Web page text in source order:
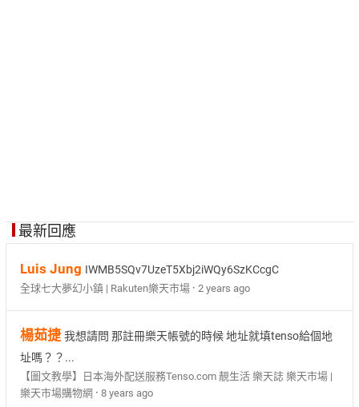
最新回應
Luis Jung IWMB5SQv7UzeT5Xbj2iWQy6SzKCcgC
全球七大夢幻小鎮 | Rakuten樂天市場 ·2 years ago
楊茹捷 我想請問 那註冊樂天帳號的時候 地址就填tenso給個地
址嗎？？...
【圖文教學】日本海外配送服務Tenso.com 靚生活 樂天誌 樂天市場 |
樂天市場購物網 ·8 years ago